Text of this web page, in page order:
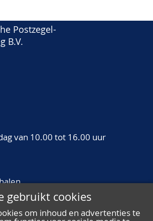
Postzegel-
B.V.
van 10.00 tot 16.00 uur
gebruikt cookies
om inhoud en advertenties te